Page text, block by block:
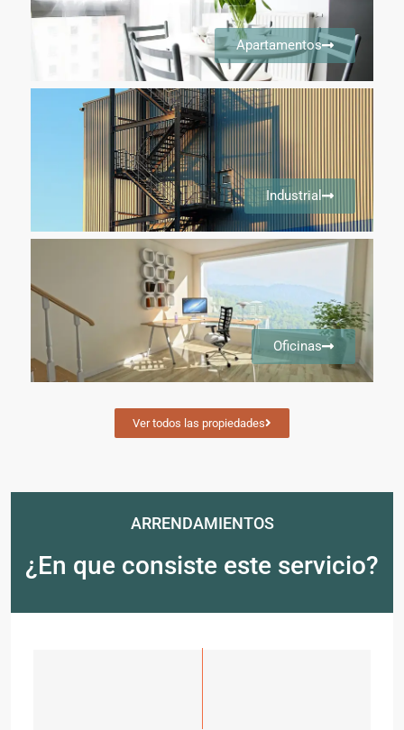
Apartamentos
Industrial
Oficinas
Ver todos las propiedades
ARRENDAMIENTOS
¿En que consiste este servicio?